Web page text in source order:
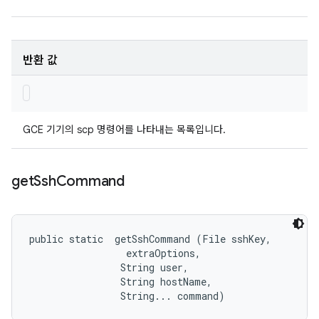
반환 값
GCE 기기의 scp 명령어를 나타내는 목록입니다.
getSshCommand
public static
getSshCommand (File sshKey,
extraOptions,
                String user,
                String hostName,
                String... command)